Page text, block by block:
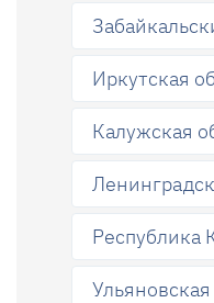
Иркутская
Калужская
Республика